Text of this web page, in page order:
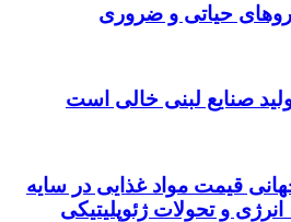
حیاتی و ضروری
صنایع لبنی خالی است
قیمت مواد غذایی در سایه
انرژی و تحولات ژئوپلیتیکی